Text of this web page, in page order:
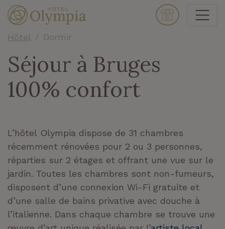
Hôtel Dormir
Séjour à Bruges
100% confort
L’hôtel Olympia dispose de 31 chambres
récemment rénovées pour 2 ou 3 personnes,
réparties sur 2 étages et offrant une vue sur le
jardin. Toutes les chambres sont non-fumeurs,
disposent d’une connexion Wi-Fi gratuite et
d’une salle de bains privative avec douche à
l’italienne. Dans chaque chambre se trouve une